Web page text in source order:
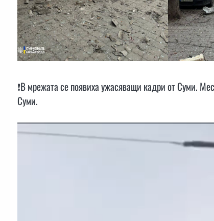
❗️В мрежата се появиха ужасяващи кадри от Суми.
Суми.